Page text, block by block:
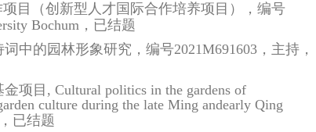
项目（创新型人才国际合作培养项目），编号
Bochum ，已结题
中的园林形象研究，编号2021M691603 ，主持，
项目 , Cultural politics in the gardens of
culture during the late Ming andearly Qing
已结题